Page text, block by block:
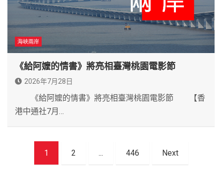
海峽兩岸
《給阿嬤的情書》將亮相臺灣桃園電影節
2026年7月28日
《給阿嬤的情書》將亮相臺灣桃園電影節 【香
港中通社7月…
1 2 ... 446 Next